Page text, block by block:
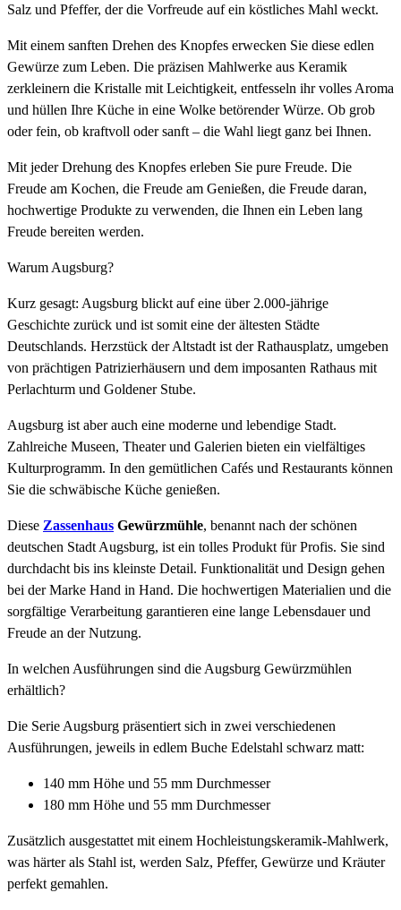
Salz und Pfeffer, der die Vorfreude auf ein köstliches Mahl weckt.
Mit einem sanften Drehen des Knopfes erwecken Sie diese edlen
Gewürze zum Leben. Die präzisen Mahlwerke aus Keramik
zerkleinern die Kristalle mit Leichtigkeit, entfesseln ihr volles Aroma
und hüllen Ihre Küche in eine Wolke betörender Würze. Ob grob
oder fein, ob kraftvoll oder sanft – die Wahl liegt ganz bei Ihnen.
Mit jeder Drehung des Knopfes erleben Sie pure Freude. Die
Freude am Kochen, die Freude am Genießen, die Freude daran,
hochwertige Produkte zu verwenden, die Ihnen ein Leben lang
Freude bereiten werden.
Warum Augsburg?
Kurz gesagt: Augsburg blickt auf eine über 2.000-jährige
Geschichte zurück und ist somit eine der ältesten Städte
Deutschlands. Herzstück der Altstadt ist der Rathausplatz, umgeben
von prächtigen Patrizierhäusern und dem imposanten Rathaus mit
Perlachturm und Goldener Stube.
Augsburg ist aber auch eine moderne und lebendige Stadt.
Zahlreiche Museen, Theater und Galerien bieten ein vielfältiges
Kulturprogramm. In den gemütlichen Cafés und Restaurants können
Sie die schwäbische Küche genießen.
Diese Zassenhaus Gewürzmühle, benannt nach der schönen
deutschen Stadt Augsburg, ist ein tolles Produkt für Profis. Sie sind
durchdacht bis ins kleinste Detail. Funktionalität und Design gehen
bei der Marke Hand in Hand. Die hochwertigen Materialien und die
sorgfältige Verarbeitung garantieren eine lange Lebensdauer und
Freude an der Nutzung.
In welchen Ausführungen sind die Augsburg Gewürzmühlen
erhältlich?
Die Serie Augsburg präsentiert sich in zwei verschiedenen
Ausführungen, jeweils in edlem Buche Edelstahl schwarz matt:
140 mm Höhe und 55 mm Durchmesser
180 mm Höhe und 55 mm Durchmesser
Zusätzlich ausgestattet mit einem Hochleistungskeramik-Mahlwerk,
was härter als Stahl ist, werden Salz, Pfeffer, Gewürze und Kräuter
perfekt gemahlen.